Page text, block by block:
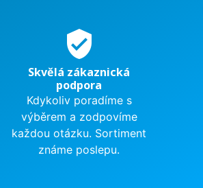
verified_user
Skvělá zákaznická
podpora
Kdykoliv poradíme s
výběrem a zodpovíme
každou otázku. Sortiment
známe poslepu.